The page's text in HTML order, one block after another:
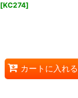
[KC274]
カートに入れる